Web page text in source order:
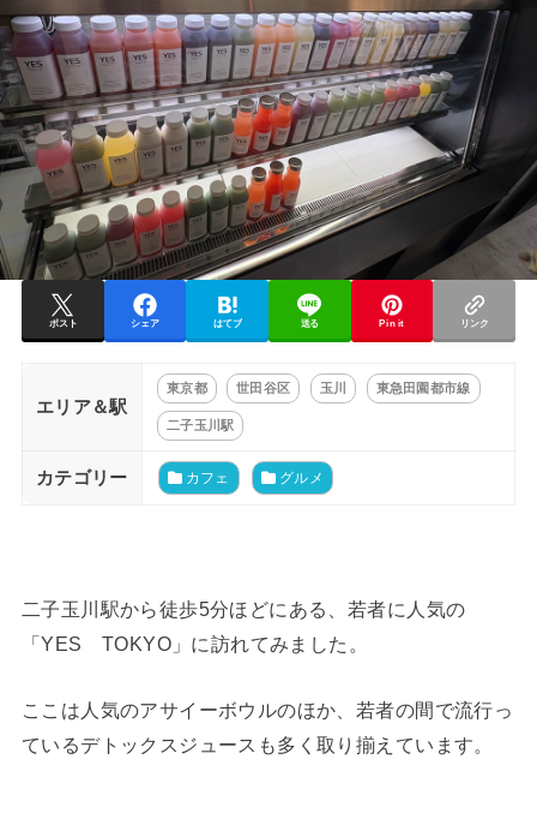
ポスト シェア はてブ 送る Pin it リンク
エリア＆駅
東京都 世田谷区 玉川 東急田園都市線
二子玉川駅
カテゴリー カフェ グルメ
二子玉川駅から徒歩5分ほどにある、若者に人気の
「YES TOKYO」に訪れてみました。
ここは人気のアサイーボウルのほか、若者の間で流行っ
ているデトックスジュースも多く取り揃えています。